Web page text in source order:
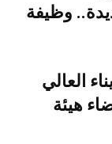
وظيفة
العالي
هيئة